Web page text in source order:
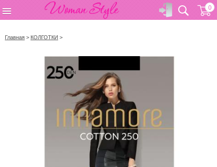
0
Главная > КОЛГОТКИ >